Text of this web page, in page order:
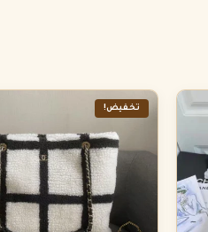
تخفيض!